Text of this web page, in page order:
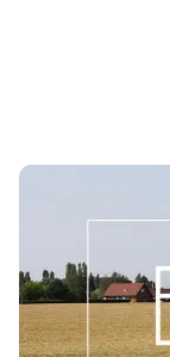
Bulletin de
Grandes
Les BSV
sont disponibles
05 AOÛT 2026